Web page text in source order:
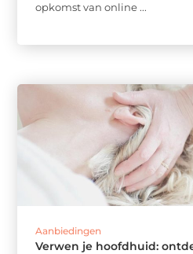
opkomst van online ...
Aanbiedingen
Verwen je hoofdhuid: